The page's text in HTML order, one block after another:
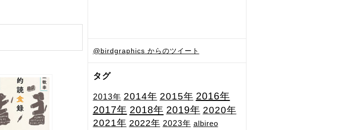
@birdgraphics からのツイート
タグ
2013年 2014年 2015年 2016年
2017年 2018年 2019年 2020年
2021年 2022年 2023年 albireo